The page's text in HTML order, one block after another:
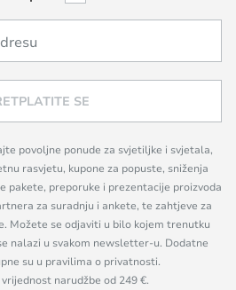
SE
povoljne ponude za svjetiljke i svjetala,
rasvjetu, kupone za popuste, sniženja
pakete, preporuke i prezentacije proizvoda
za suradnju i ankete, te zahtjeve za
Možete se odjaviti u bilo kojem trenutku
nalazi u svakom newsletter-u. Dodatne
su u pravilima o privatnosti.
narudžbe od 249 €.